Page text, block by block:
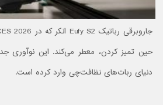
حین تمیز کردن، معطر می‌کند. این نوآوری
دنیای ربات‌های نظافت‌چی وارد کرده است.